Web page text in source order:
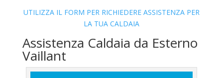
UTILIZZA IL FORM PER RICHIEDERE ASSISTENZA PER
LA TUA CALDAIA
Assistenza Caldaia da Esterno
Vaillant